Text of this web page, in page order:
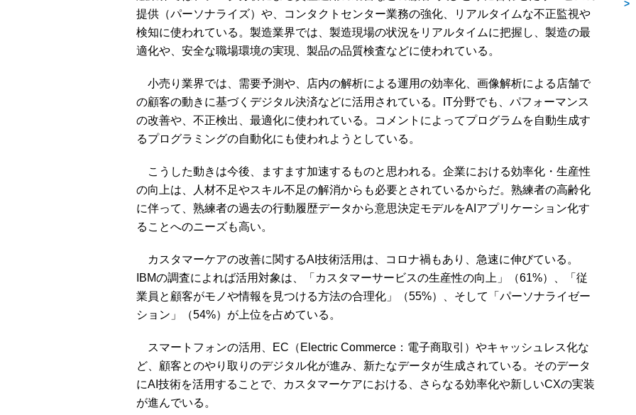
提供（パーソナライズ）や、コンタクトセンター業務の強化、リアルタイムな不正監視や
検知に使われている。製造業界では、製造現場の状況をリアルタイムに把握し、製造の最
適化や、安全な職場環境の実現、製品の品質検査などに使われている。
小売り業界では、需要予測や、店内の解析による運用の効率化、画像解析による店舗で
の顧客の動きに基づくデジタル決済などに活用されている。IT分野でも、パフォーマンス
の改善や、不正検出、最適化に使われている。コメントによってプログラムを自動生成す
るプログラミングの自動化にも使われようとしている。
こうした動きは今後、ますます加速するものと思われる。企業における効率化・生産性
の向上は、人材不足やスキル不足の解消からも必要とされているからだ。熟練者の高齢化
に伴って、熟練者の過去の行動履歴データから意思決定モデルをAIアプリケーション化す
ることへのニーズも高い。
カスタマーケアの改善に関するAI技術活用は、コロナ禍もあり、急速に伸びている。
IBMの調査によれば活用対象は、「カスタマーサービスの生産性の向上」（61%）、「従
業員と顧客がモノや情報を見つける方法の合理化」（55%）、そして「パーソナライゼー
ション」（54%）が上位を占めている。
スマートフォンの活用、EC（Electric Commerce：電子商取引）やキャッシュレス化な
ど、顧客とのやり取りのデジタル化が進み、新たなデータが生成されている。そのデータ
にAI技術を活用することで、カスタマーケアにおける、さらなる効率化や新しいCXの実装
が進んでいる。